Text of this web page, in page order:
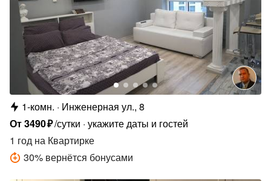
1-комн.
Инженерная ул., 8
От3490₽/сутки укажите даты и гостей
1 год на Квартирке
30% вернётся бонусами